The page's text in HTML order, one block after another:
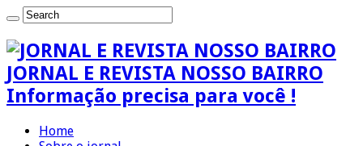
JORNAL E REVISTA NOSSO BAIRRO
Informação precisa para você !
Home